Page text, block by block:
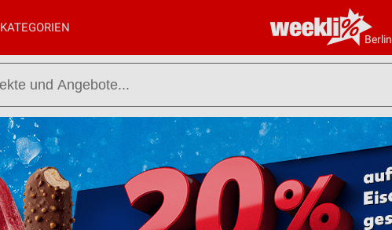
Berlin
KATEGORIEN